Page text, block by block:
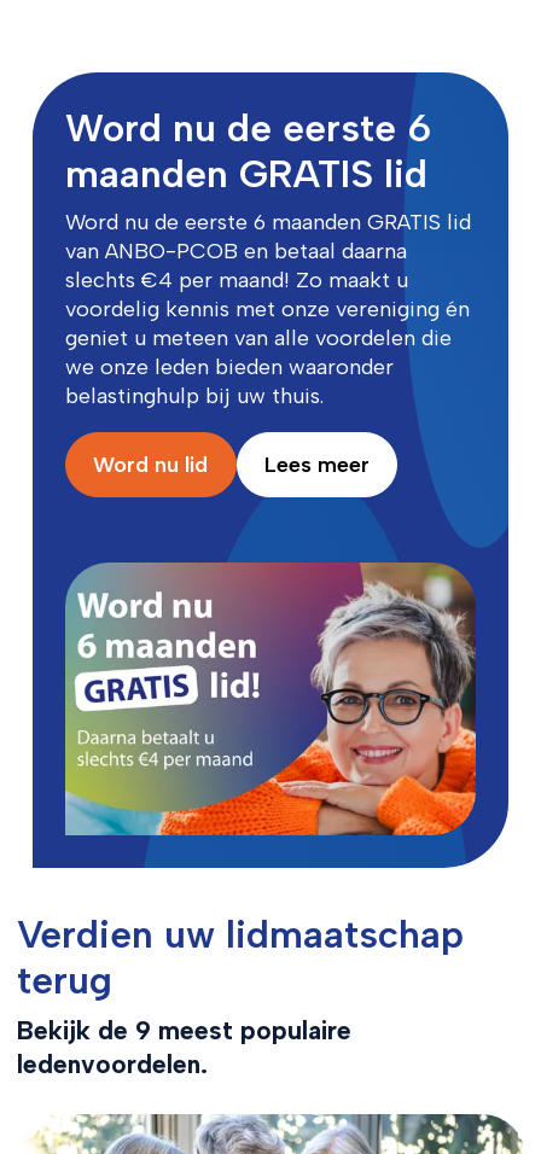
Word nu de eerste 6
maanden GRATIS lid
Word nu de eerste 6 maanden GRATIS lid
van ANBO-PCOB en betaal daarna
slechts €4 per maand! Zo maakt u
voordelig kennis met onze vereniging én
geniet u meteen van alle voordelen die
we onze leden bieden waaronder
belastinghulp bij uw thuis.
Word nu lid Lees meer
Verdien uw lidmaatschap
terug
Bekijk de 9 meest populaire
ledenvoordelen.